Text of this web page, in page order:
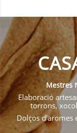
Mestres
Elaboració
torrons,
Dolços